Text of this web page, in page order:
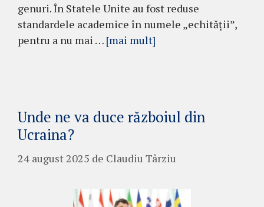
genuri. În Statele Unite au fost reduse
standardele academice în numele „echității”,
pentru a nu mai … [mai mult]
Unde ne va duce războiul din
Ucraina?
24 august 2025 de Claudiu Târziu